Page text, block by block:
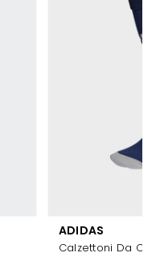
ADIDAS
Calzettoni Da